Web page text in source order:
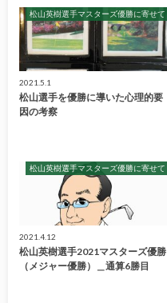
松山英樹選手マスターズ優勝に寄せて
2021.5.1
松山選手を優勝に導いた心理的要
因の考察
松山英樹選手マスターズ優勝に寄せて
2021.4.12
松山英樹選手2021マスターズ優勝
（メジャー優勝）＿通算6勝目